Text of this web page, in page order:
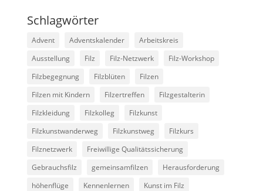
Schlagwörter
Advent Adventskalender
Arbeitskreis
Ausstellung
Filz Filz-Netzwerk
Filz-Workshop
Filzbegegnung
Filzblüten
Filzen
Filzen mit Kindern
Filzertreffen
Filzgestalterin
Filzkleidung
Filzkolleg
Filzkunst
Filzkunstwanderweg
Filzkunstweg
Filzkurs
Filznetzwerk
Freiwillige Qualitätssicherung
Gebrauchsfilz
gemeinsamfilzen
Herausforderung
höhenflüge
Kennenlernen
Kunst im Filz